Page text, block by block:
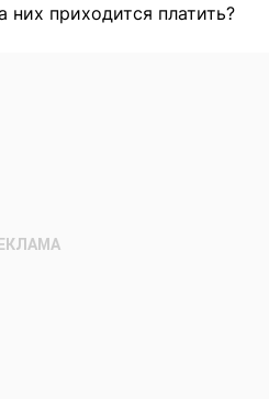
приходится платить?